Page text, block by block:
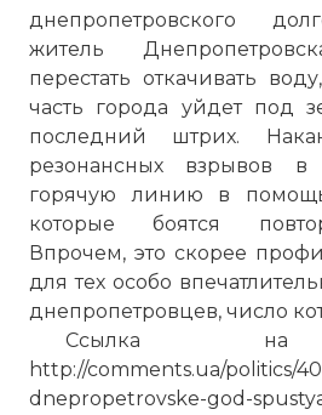
днепропетровского
житель
перестать откачивать
часть города уйдет под
последний штрих.
резонансных взрывов в
горячую линию в
которые боятся
Впрочем, это скорее
для тех особо
днепропетровцев, число
Ссылка на
http://comments.ua/politics/
dnepropetrovske-god-